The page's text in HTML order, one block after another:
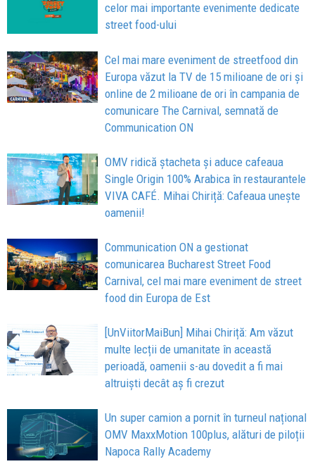
celor mai importante evenimente dedicate
street food-ului
Cel mai mare eveniment de streetfood din
Europa văzut la TV de 15 milioane de ori și
online de 2 milioane de ori în campania de
comunicare The Carnival, semnată de
Communication ON
OMV ridică ștacheta și aduce cafeaua
Single Origin 100% Arabica în restaurantele
VIVA CAFÉ. Mihai Chiriță: Cafeaua unește
oamenii!
Communication ON a gestionat
comunicarea Bucharest Street Food
Carnival, cel mai mare eveniment de street
food din Europa de Est
[UnViitorMaiBun] Mihai Chiriță: Am văzut
multe lecții de umanitate în această
perioadă, oamenii s-au dovedit a fi mai
altruiști decât aș fi crezut
Un super camion a pornit în turneul național
OMV MaxxMotion 100plus, alături de piloții
Napoca Rally Academy